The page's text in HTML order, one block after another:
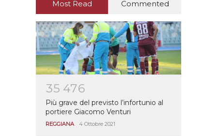
Most Read Commented
35 476
Più grave del previsto l’infortunio al
portiere Giacomo Venturi
REGGIANA 4 Ottobre 2021